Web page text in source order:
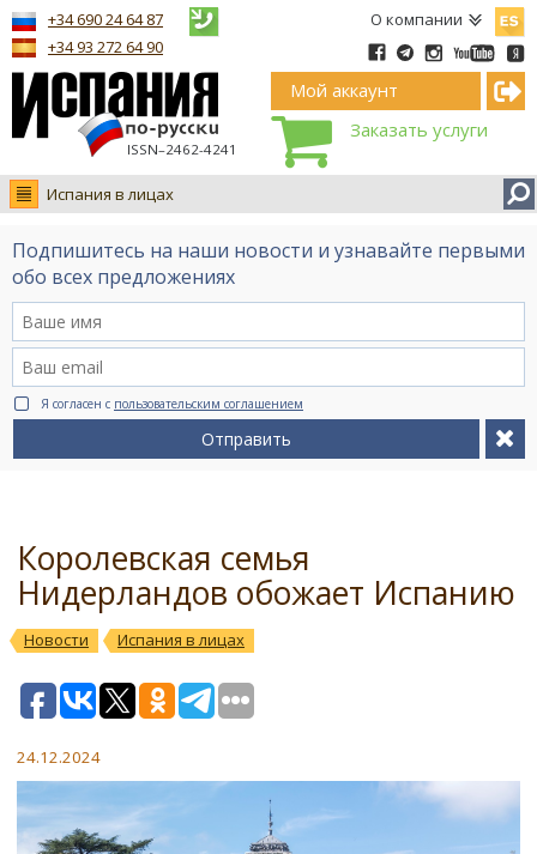
О компании
ISSN–2462-4241
+34 690 24 64 87
+34 93 272 64 90
Мой аккаунт
Заказать услуги
Испания в лицах
Новости
Интервью
Видео Ruso.TV
BCN life
Сервис на немецком
Подпишитесь на наши новости и узнавайте первыми
обо всех предложениях
Я согласен с пользовательским соглашением
Отправить
Королевская семья
Нидерландов обожает Испанию
Новости Испания в лицах
24.12.2024